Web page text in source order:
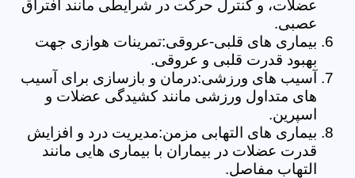
عضلات، و کنترل حرکت در شرایطی مانند افتراق
عصبی.
بیماری های قلبی-عروقی:تمرینات هوازی جهت
بهبود قدرت قلبی و عروقی.
آسیب های ورزشی:درمان و بازسازی برای آسیب
های متداول ورزشی مانند کشیدگی عضلات و
اسپرین.
بیماری های التهابی مزمن:مدیریت درد و افزایش
قدرت عضلات در بیماران با بیماری هایی مانند
التهاب مفاصل.